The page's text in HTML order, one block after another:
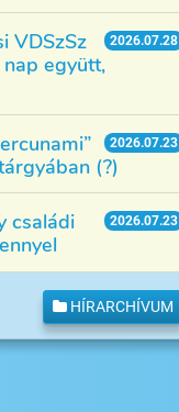
2026.07.28
VDSzSz
együtt,
2026.07.23
(?)
2026.07.23
családi
HÍRARCHÍVUM